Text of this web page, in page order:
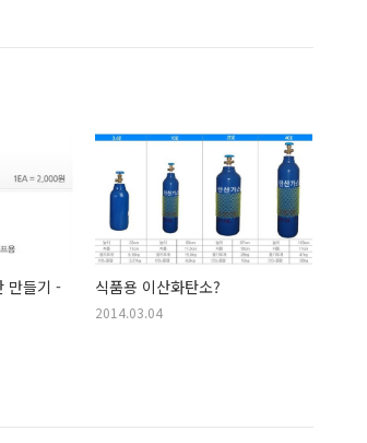
만들기 -
식품용 이산화탄소?
2014.03.04